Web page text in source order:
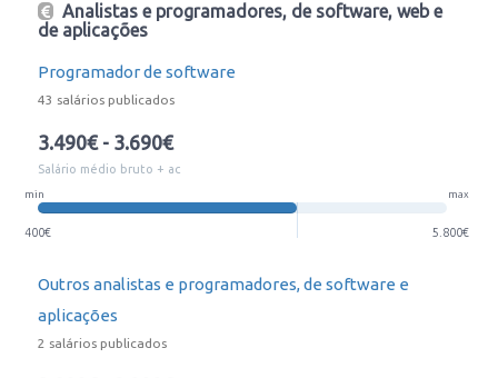
Analistas e programadores, de software, web e
de aplicações
Programador de software
43 salários publicados
3.490€ - 3.690€
Salário médio bruto + ac
min max
400€ 5.800€
Outros analistas e programadores, de software e
aplicações
2 salários publicados